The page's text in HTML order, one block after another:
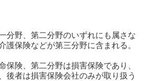
分野、第二分野のいずれにも属さな
護保険などが第三分野に含まれる。
保険、第二分野は損害保険であり、
後者は損害保険会社のみが取り扱う